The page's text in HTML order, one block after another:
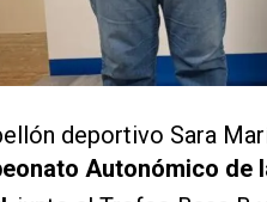
deportivo Sara
Autonómico de